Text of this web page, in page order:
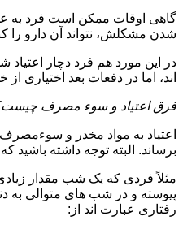
گاهی اوقات ممکن است فرد به
شدن مشکلش، نتواند آن دارو را
در این مورد هم فرد دچار اعتیاد
اند، اما در دفعات بعد اختیاری
فرق اعتیاد و سوء مصرف
اعتیاد به مواد مخدر و
برساند. البته توجه داشته
مثلاً فردی که یک شب مقدار
پیوسته و در شب های متوالی به
رفتاری عبارت اند از: